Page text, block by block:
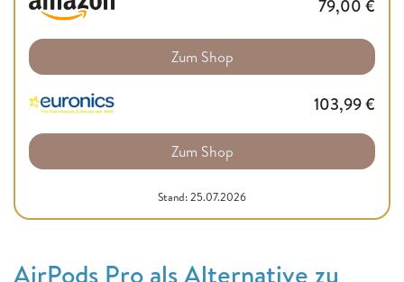
79,00 €
Zum Shop
103,99€
Zum Shop
Stand: 25.07.2026
AirPods Pro als Alternative zu